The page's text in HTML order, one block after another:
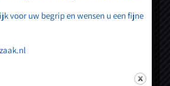
13:00
voor uw begrip en wensen u een fijne